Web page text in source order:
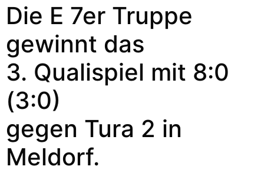
Die E 7er Truppe
gewinnt das
3. Qualispiel mit 8:0
(3:0)
gegen Tura 2 in
Meldorf.